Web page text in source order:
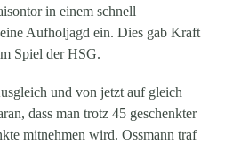
in einem schnell
Aufholjagd ein. Dies gab Kraft
Spiel der HSG.
und von jetzt auf gleich
dass man trotz 45 geschenkter
mitnehmen wird. Ossmann traf